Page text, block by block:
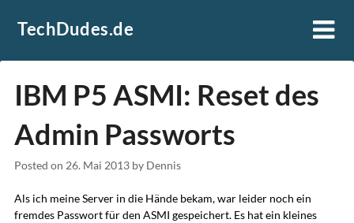
TechDudes.de
IBM P5 ASMI: Reset des
Admin Passworts
Posted on 26. Mai 2013by Dennis
Als ich meine Server in die Hände bekam, war leider noch ein
fremdes Passwort für den ASMI gespeichert. Es hat ein kleines